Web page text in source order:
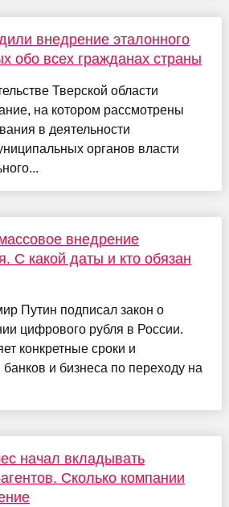
внедрение эталонного
обо всех гражданах страны
Тверской области
на котором рассмотрены
в деятельности
органов власти
внедрение
С какой даты и кто обязан
Путин подписал закон о
цифрового рубля в России.
конкретные сроки и
банков и бизнеса по переходу на
начал вкладывать
Сколько компании